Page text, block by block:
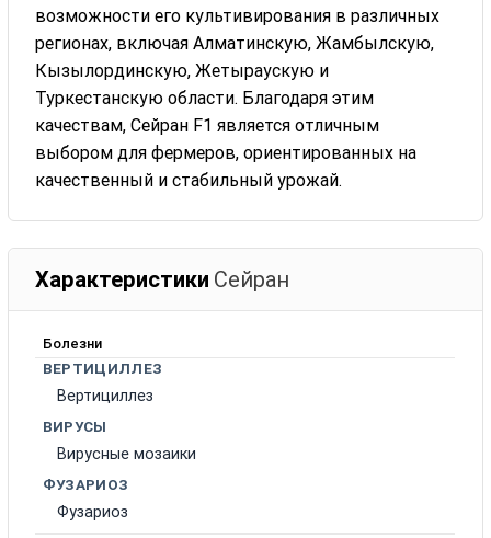
возможности его культивирования в различных
регионах, включая Алматинскую, Жамбылскую,
Кызылординскую, Жетыраускую и
Туркестанскую области. Благодаря этим
качествам, Сейран F1 является отличным
выбором для фермеров, ориентированных на
качественный и стабильный урожай.
Характеристики Сейран
Болезни
ВЕРТИЦИЛЛЕЗ
Вертициллез
ВИРУСЫ
Вирусные мозаики
ФУЗАРИОЗ
Фузариоз